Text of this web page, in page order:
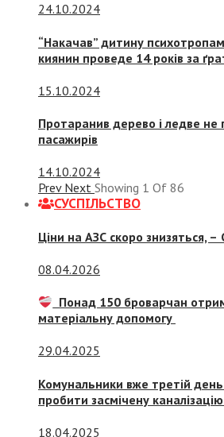
24.10.2024
“Накачав” дитину
киянин проведе 14 років за
15.10.2024
Протаранив дерево і ледве не
пасажирів
14.10.2024
Prev Next Showing 1 Of 86
СУСПIЛЬСТВО
Ціни на АЗС скоро знизяться, –
08.04.2026
Понад 150 броварчан
матеріальну допомогу
29.04.2025
Комунальники вже третій
пробити засмічену
18.04.2025